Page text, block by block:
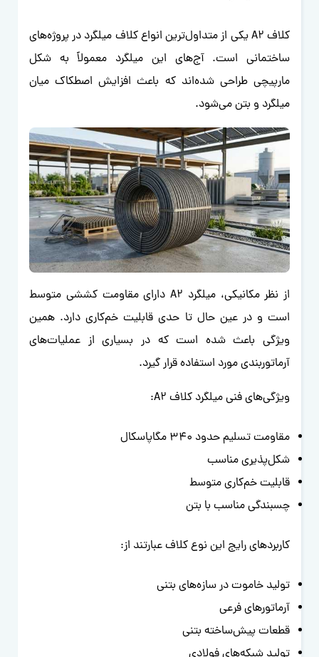
کلاف A2 یکی از متداول‌ترین انواع کلاف میلگرد در پروژه‌های
ساختمانی است. آج‌های این میلگرد معمولاً به شکل
مارپیچی طراحی شده‌اند که باعث افزایش اصطکاک میان
میلگرد و بتن می‌شود.
از نظر مکانیکی، میلگرد A2 دارای مقاومت کششی متوسط
است و در عین حال تا حدی قابلیت خم‌کاری دارد. همین
ویژگی باعث شده است که در بسیاری از عملیات‌های
آرماتوربندی مورد استفاده قرار گیرد.
ویژگی‌های فنی میلگرد کلاف A2:
مقاومت تسلیم حدود 340 مگاپاسکال
شکل‌پذیری مناسب
قابلیت خم‌کاری متوسط
چسبندگی مناسب با بتن
کاربردهای رایج این نوع کلاف عبارتند از:
تولید خاموت در سازه‌های بتنی
آرماتورهای فرعی
قطعات پیش‌ساخته بتنی